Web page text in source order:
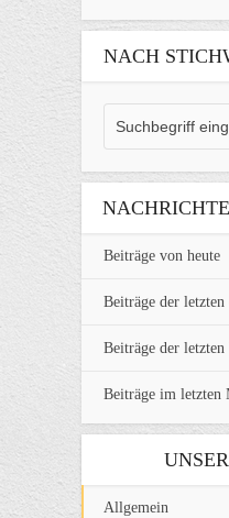
NACH
Beiträge von heute
Beiträge der letzten
Beiträge der letzten
Beiträge im letzten
Allgemein